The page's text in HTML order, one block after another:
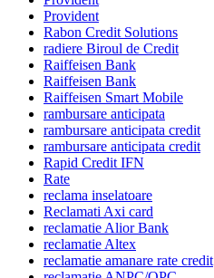
Provident
Rabon Credit Solutions
radiere Biroul de Credit
Raiffeisen Bank
Raiffeisen Bank
Raiffeisen Smart Mobile
rambursare anticipata
rambursare anticipata credit
rambursare anticipata credit
Rapid Credit IFN
Rate
reclama inselatoare
Reclamati Axi card
reclamatie Alior Bank
reclamatie Altex
reclamatie amanare rate credit